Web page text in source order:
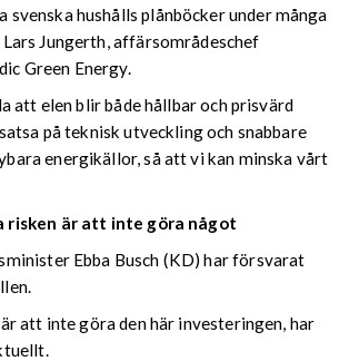
svenska hushålls plånböcker under många
Jungerth, affärsområdeschef
Green Energy.
att elen blir både hållbar och prisvärd
på teknisk utveckling och snabbare
energikällor, så att vi kan minska vårt
risken är att inte göra något
Ebba Busch (KD) har försvarat
att inte göra den här investeringen, har